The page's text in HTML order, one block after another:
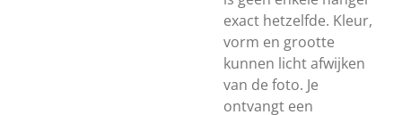
exact hetzelfde. Kleur,
vorm en grootte
kunnen licht afwijken
van de foto. Je
ontvangt een